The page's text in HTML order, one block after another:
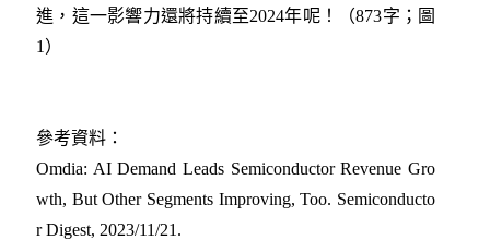
進，這一影響力還將持續至2024年呢！（873字；圖
1）
參考資料：
Omdia: AI Demand Leads Semiconductor Revenue Gro
wth, But Other Segments Improving, Too. Semiconducto
r Digest, 2023/11/21.